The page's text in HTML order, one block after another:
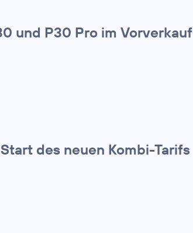
und P30 Pro im Vorverkauf
des neuen Kombi-Tarifs